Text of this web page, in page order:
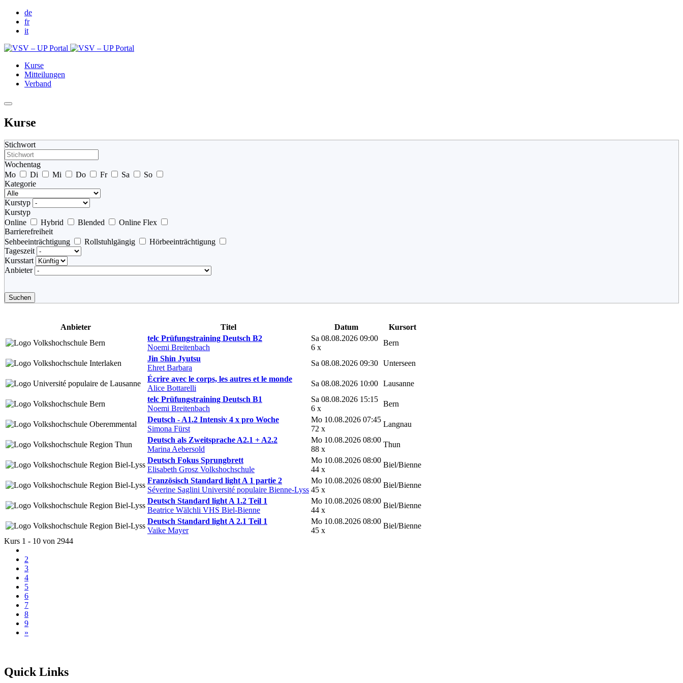
de
fr
it
Kurse
Mitteilungen
Verband
Kurse
Stichwort
Wochentag
Mo
Di Mi Do Fr Sa
So
Kategorie
Kurstyp
Kurstyp
Online
Hybrid Blended
Online Flex
Barrierefreiheit
Sehbeeinträchtigung
Rollstuhlgängig
Hörbeeinträchtigung
Tageszeit
Kursstart
Anbieter
Suchen
Anbieter Titel Datum
Kursort
telc Prüfungstraining Deutsch B2
Noemi Breitenbach
Sa 08.08.2026 09:00
6 x
Bern
Jin Shin Jyutsu
Ehret Barbara
Sa 08.08.2026 09:30 Unterseen
Écrire avec le corps, les autres et le monde
Alice Bottarelli
Sa 08.08.2026 10:00 Lausanne
telc Prüfungstraining Deutsch B1
Noemi Breitenbach
Sa 08.08.2026 15:15
6 x
Bern
Deutsch - A1.2 Intensiv 4 x pro Woche
Simona Fürst
Mo 10.08.2026 07:45
72 x
Langnau
Deutsch als Zweitsprache A2.1 + A2.2
Marina Aebersold
Mo 10.08.2026 08:00
88 x
Thun
Deutsch Fokus Sprungbrett
Elisabeth Grosz Volkshochschule
Mo 10.08.2026 08:00
44 x
Biel/Bienne
Französisch Standard light A 1 partie 2
Séverine Saglini Université populaire Bienne-Lyss
Mo 10.08.2026 08:00
45 x
Biel/Bienne
Deutsch Standard light A 1.2 Teil 1
Beatrice Wälchli VHS Biel-Bienne
Mo 10.08.2026 08:00
44 x
Biel/Bienne
Deutsch Standard light A 2.1 Teil 1
Vaike Mayer
Mo 10.08.2026 08:00
45 x
Biel/Bienne
Kurs 1 - 10 von 2944
2
3
4
5
6
7
8
9
»
Quick Links